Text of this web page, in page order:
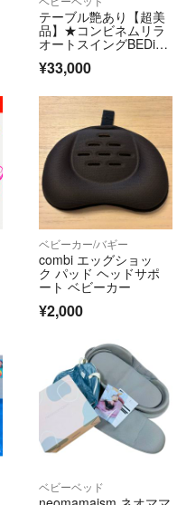
テーブル艶あり【超美
品】★コンビネムリラ
オートスイングBEDiLo
ngブルー
¥33,000
ベビーカー/バギー
combi エッグショッ
ク パッド ヘッドサポ
ート ベビーカー
¥2,000
ベビーベッド